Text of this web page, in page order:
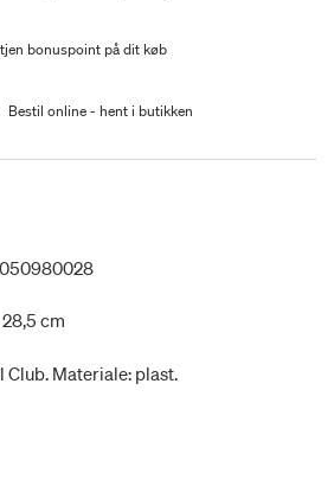
bonuspoint på dit køb
Bestil online - hent i butikken
cm
Materiale: plast.